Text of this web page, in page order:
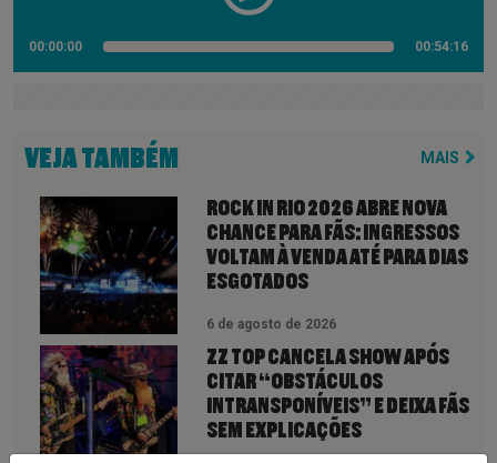
00:00:00 00:54:16
VEJA TAMBÉM MAIS
ROCK IN RIO 2026 ABRE NOVA
CHANCE PARA FÃS: INGRESSOS
VOLTAM À VENDA ATÉ PARA DIAS
ESGOTADOS
6 de agosto de 2026
ZZ TOP CANCELA SHOW APÓS
CITAR “OBSTÁCULOS
INTRANSPONÍVEIS” E DEIXA FÃS
SEM EXPLICAÇÕES